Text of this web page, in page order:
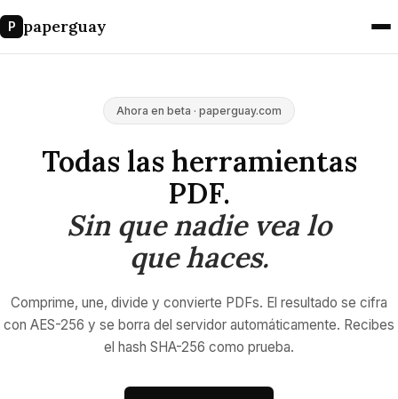
P paperguay
Ahora en beta · paperguay.com
Todas las herramientas
PDF.
Sin que nadie vea lo
que haces.
Comprime, une, divide y convierte PDFs. El resultado se cifra
con AES-256 y se borra del servidor automáticamente. Recibes
el hash SHA-256 como prueba.